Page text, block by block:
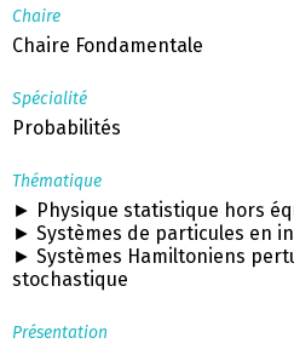
Chaire
Chaire Fondamentale
Spécialité
Probabilités
Thématique
► Physique statistique hors
► Systèmes de particules en
► Systèmes Hamiltoniens
stochastique
Présentation